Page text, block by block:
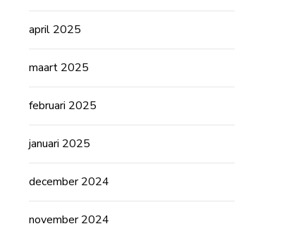
april 2025
maart 2025
februari 2025
januari 2025
december 2024
november 2024